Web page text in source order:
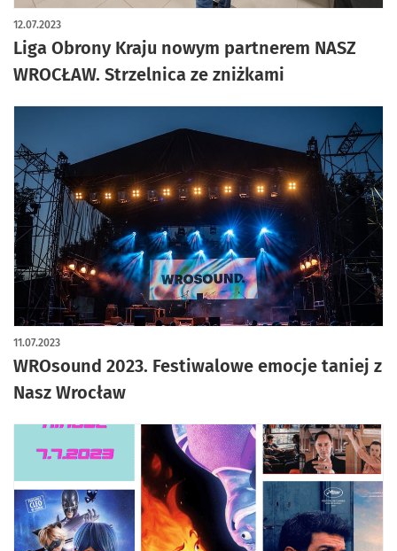
Liga Obrony Kraju nowym partnerem NASZ
WROCŁAW. Strzelnica ze zniżkami
12.07.2023
WROsound 2023. Festiwalowe emocje taniej z
Nasz Wrocław
11.07.2023